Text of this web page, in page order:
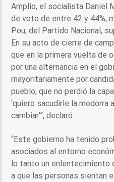
Amplio, el socialista Daniel
de voto de entre 42 y 44%,
Pou, del Partido Nacional,
En su acto de cierre de
que en la primera vuelta de
por una alternancia en el
mayoritariamente por
pueblo, que no perdió la
‘quiero sacudirle la modorra
cambiar’”, declaró.
“Este gobierno ha tenido
asociados al entorno
lo tanto un enlentecimiento
a que las personas sientan